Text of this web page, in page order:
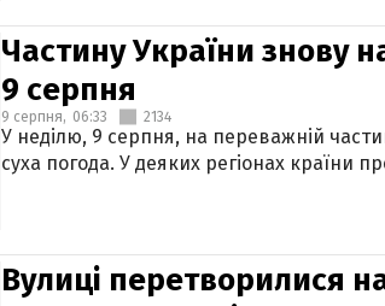
Частину України знову
9 серпня
9 серпня, 06:33 2134
У неділю, 9 серпня, на переважній
суха погода. У деяких регіонах країни
Вулиці перетворилися